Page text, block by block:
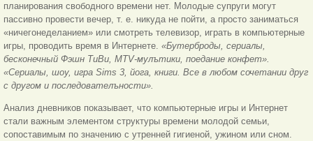
планирования свободного времени нет. Молодые супруги могут
пассивно провести вечер, т. е. никуда не пойти, а просто заниматься
«ничегонеделанием» или смотреть телевизор, играть в компьютерные
игры, проводить время в Интернете. «Бутерброды, сериалы,
бесконечный Фэшн ТиВи, MTV-мулътики, поедание конфет».
«Сериалы, шоу, игра Sims 3, йога, книги. Все в любом сочетании друг
с другом и последователъности».
Анализ дневников показывает, что компьютерные игры и Интернет
стали важным элементом структуры времени молодой семьи,
сопоставимым по значению с утренней гигиеной, ужином или сном.